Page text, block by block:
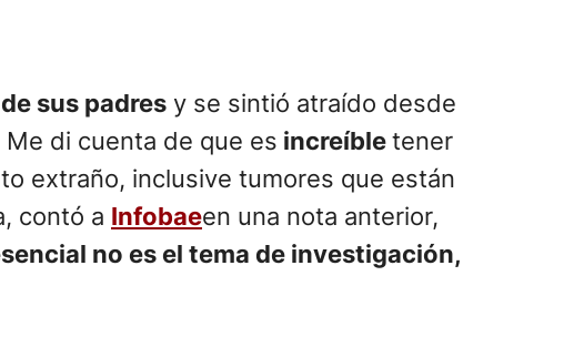
sus padres y se sintió atraído desde
Me di cuenta de que es increíbletener
extraño, inclusive tumores que están
contó a Infobaeen una nota anterior,
no es el tema de investigación,